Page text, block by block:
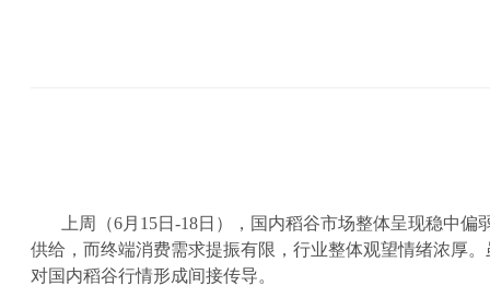
上周（6月 15日 -18日），国内稻谷市场整体呈现稳中偏
供给，而终端消费需求提振有限，行业整体观望情绪浓厚
对国内稻谷行情形成间接传导。